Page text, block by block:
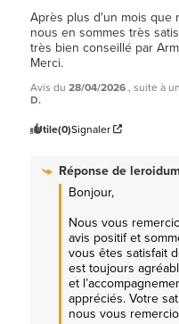
Après plus d'un mois que
nous en sommes très
très bien conseillé par
Merci.
Avis du 28/04/2026, suite à
D.
Utile(0)Signaler
Réponse de
Bonjour,
Nous vous
avis positif et
vous êtes satisfait
est toujours
et
appréciés. Votre
nous vous